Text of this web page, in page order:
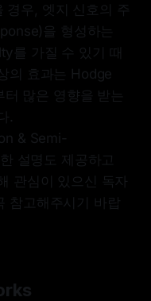
우, 엣지 신호의 주
을 형성하는
를 가질 수 있기 때
의 효과는 Hodge
많은 영향을 받는
.
& Semi-
설명도 제공하고
관심이 있으신 독자
참고해주시기 바랍